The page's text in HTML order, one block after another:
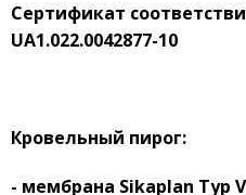
Сертификат
UA1.022.0042877-10
Кровельный пирог:
- мембрана Sikaplan Typ